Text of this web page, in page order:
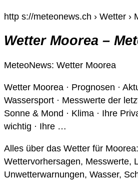
http s://meteonews.ch › Wetter ›
Wetter Moorea –
MeteoNews: Wetter Moorea
Wetter Moorea · Prognosen ·
Wassersport · Messwerte der
Sonne & Mond · Klima · Ihre
wichtig · Ihre …
Alles über das Wetter für
Wettervorhersagen, Messwerte,
Unwetterwarnungen, Wasser,